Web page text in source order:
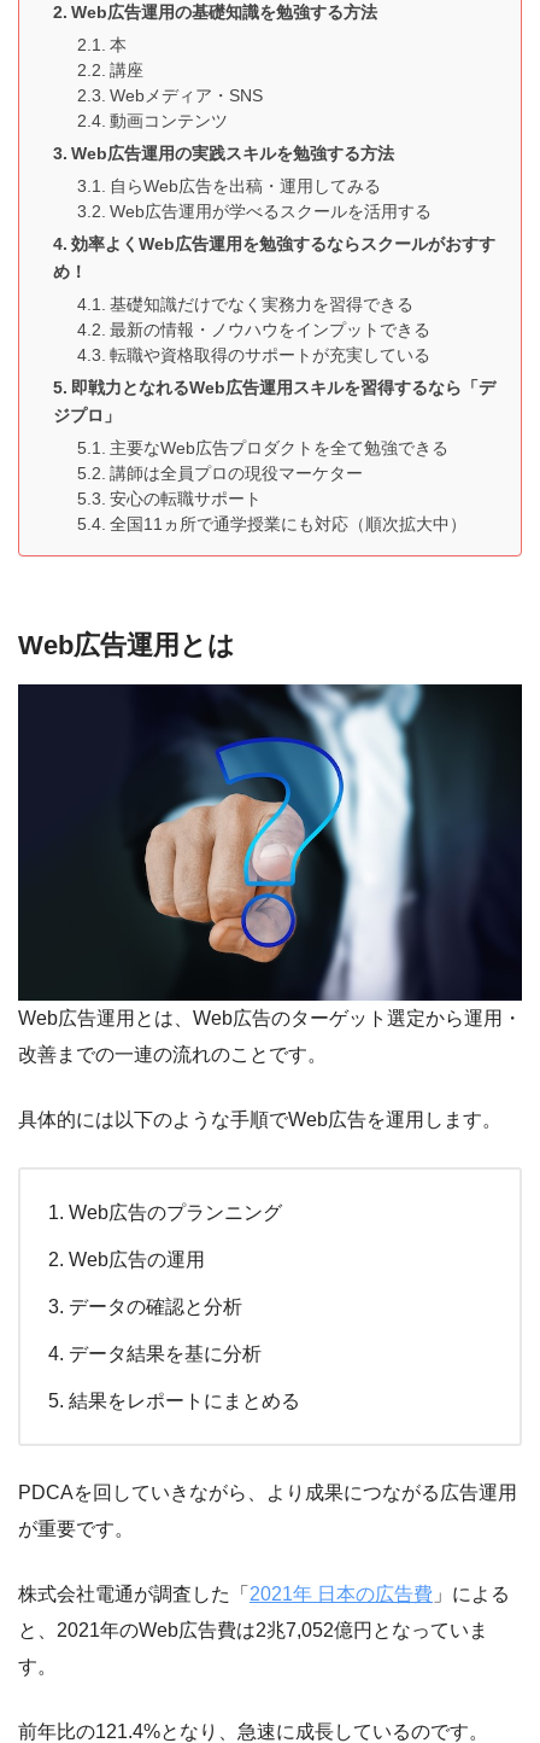
Web広告運用の基礎知識を勉強する方法
本
講座
Webメディア・SNS
動画コンテンツ
Web広告運用の実践スキルを勉強する方法
自らWeb広告を出稿・運用してみる
Web広告運用が学べるスクールを活用する
効率よくWeb広告運用を勉強するならスクールがおすす
め！
基礎知識だけでなく実務力を習得できる
最新の情報・ノウハウをインプットできる
転職や資格取得のサポートが充実している
即戦力となれるWeb広告運用スキルを習得するなら「デ
ジプロ」
主要なWeb広告プロダクトを全て勉強できる
講師は全員プロの現役マーケター
安心の転職サポート
全国11ヵ所で通学授業にも対応（順次拡大中）
Web広告運用とは
Web広告運用とは、Web広告のターゲット選定から運用・
改善までの一連の流れのことです。
具体的には以下のような手順でWeb広告を運用します。
Web広告のプランニング
Web広告の運用
データの確認と分析
データ結果を基に分析
結果をレポートにまとめる
PDCAを回していきながら、より成果につながる広告運用
が重要です。
株式会社電通が調査した「 2021年 日本の広告費 」による
と、2021年のWeb広告費は2兆7,052億円となっていま
す。
前年比の121.4%となり、急速に成長しているのです。